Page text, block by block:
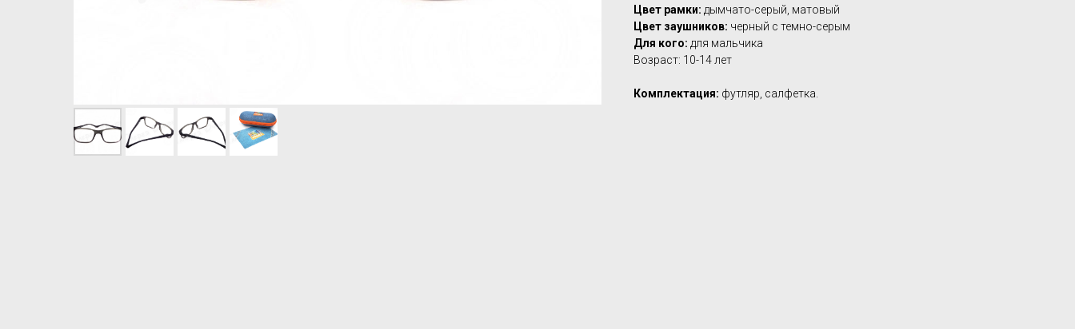
Цвет рамки: дымчато-серый, матовый
Цвет заушников: черный с темно-серым
Для кого: для мальчика
Возраст: 10-14 лет
Комплектация: футляр, салфетка.